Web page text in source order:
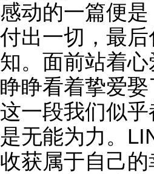
感动的一篇便
付出一切，最
知。面前站着
睁睁看着挚爱
这一段我们似
是无能为力。
收获属于自己